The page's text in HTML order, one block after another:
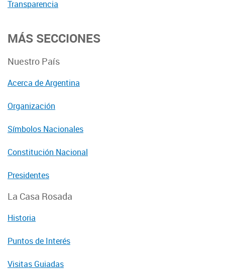
Transparencia
MÁS SECCIONES
Nuestro País
Acerca de Argentina
Organización
Símbolos Nacionales
Constitución Nacional
Presidentes
La Casa Rosada
Historia
Puntos de Interés
Visitas Guiadas